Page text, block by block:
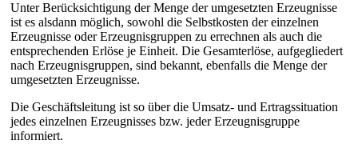
Unter Berücksichtigung der Menge der umgesetzten Erzeugnisse
ist es alsdann möglich, sowohl die Selbstkosten der einzelnen
Erzeugnisse oder Erzeugnisgruppen zu errechnen als auch die
entsprechenden Erlöse je Einheit. Die Gesamterlöse, aufgegliedert
nach Erzeugnisgruppen, sind bekannt, ebenfalls die Menge der
umgesetzten Erzeugnisse.
Die Geschäftsleitung ist so über die Umsatz- und Ertragssituation
jedes einzelnen Erzeugnisses bzw. jeder Erzeugnisgruppe
informiert.